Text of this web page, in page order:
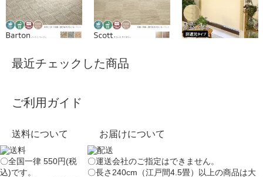
最近チェックした商品
ご利用ガイド
送料について
〇全国一律 550円(税
込)です。
お届けについて
〇運送会社のご指定はできません。
〇長さ240cm（江戸間4.5畳）以上の商品は大